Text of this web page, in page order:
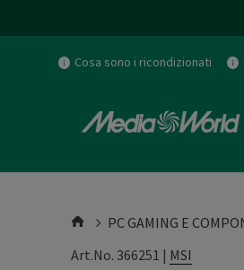
Cosa sono i ricondizionati
PC GAMING E
Art.No. 366251 | MSI